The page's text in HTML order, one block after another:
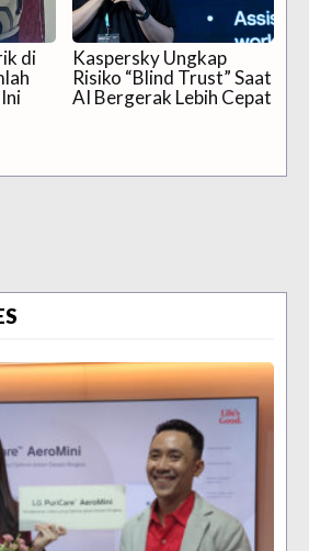
di
Kaspersky Ungkap
Risiko “Blind Trust” Saat
AI Bergerak Lebih Cepat